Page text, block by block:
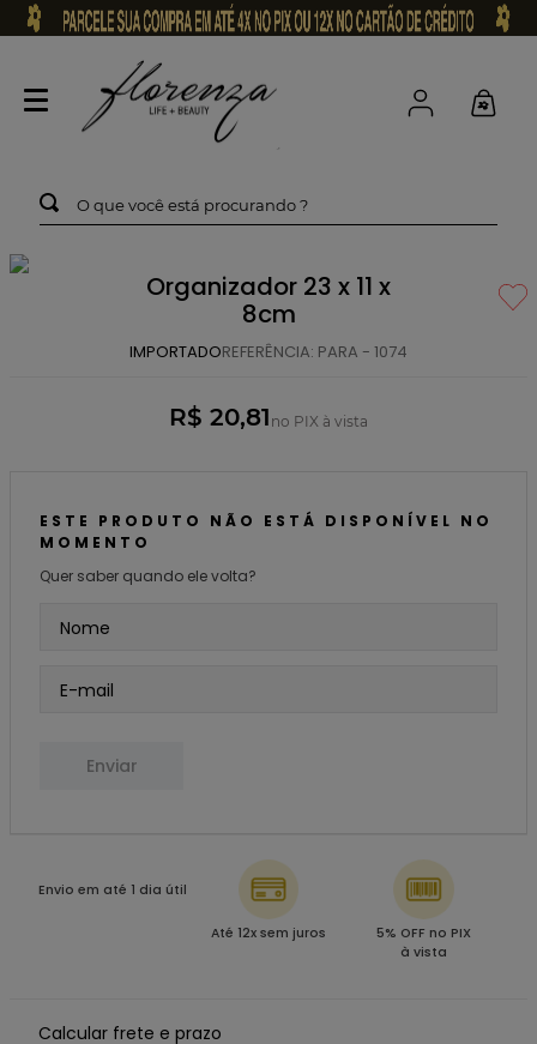
O que você está procurando ?
Organizador 23 x 11 x
8cm
IMPORTADOREFERÊNCIA: PARA - 1074
R$ 20,81 no PIX à vista
ESTE PRODUTO NÃO ESTÁ DISPONÍVEL NO
MOMENTO
Quer saber quando ele volta?
Enviar
Envio em até 1 dia útil
Até 12x sem juros
5% OFF no PIX
à vista
Calcular frete e prazo